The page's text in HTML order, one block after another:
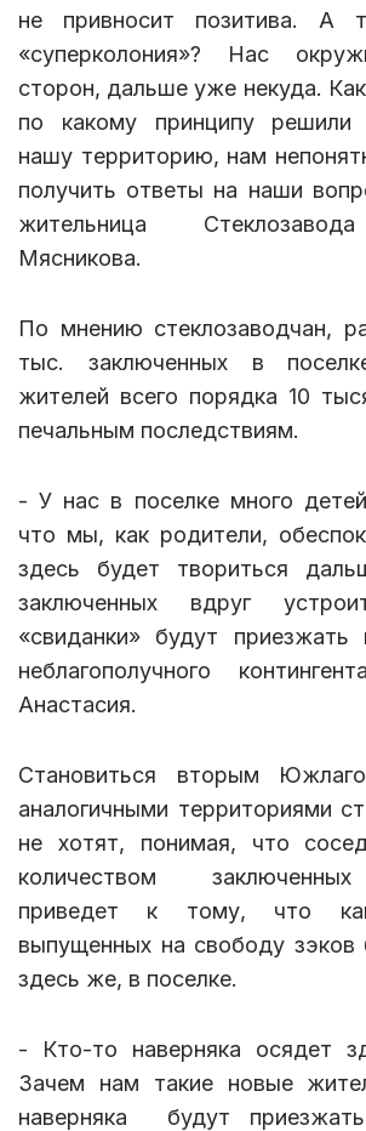
не привносит позитива. А
«суперколония»? Нас
сторон, дальше уже некуда.
по какому принципу решили
нашу территорию, нам
получить ответы на наши
жительница
Мясникова.
По мнению стеклозаводчан,
тыс. заключенных в
жителей всего порядка 10
печальным последствиям.
- У нас в поселке много
что мы, как родители,
здесь будет твориться
заключенных вдруг
«свиданки» будут приезжать
неблагополучного
Анастасия.
Становиться вторым
аналогичными территориями
не хотят, понимая, что
количеством
приведет к тому, что
выпущенных на свободу зэков
здесь же, в поселке.
- Кто-то наверняка осядет
Зачем нам такие новые
наверняка будут приезжать